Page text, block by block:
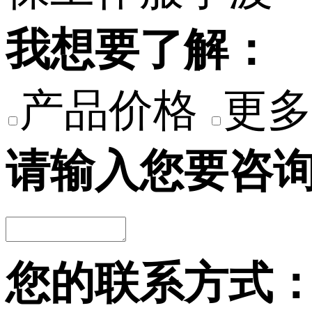
我想要了解：
产品价格 更
请输入您要咨
您的联系方式